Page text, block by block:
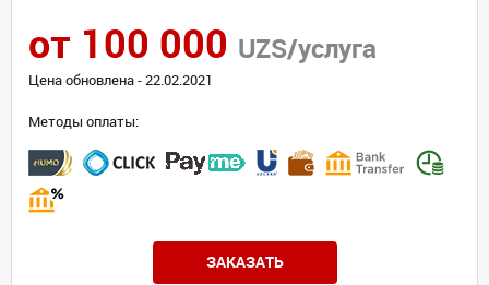
от 100 000 UZS/услуга
Цена обновлена - 22.02.2021
Методы оплаты:
ЗАКАЗАТЬ